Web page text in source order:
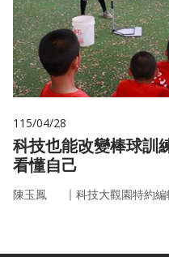
115/04/28
科技也能改變棒球訓
看懂自己
陳玉鳳 ｜ 科技大觀園特約編